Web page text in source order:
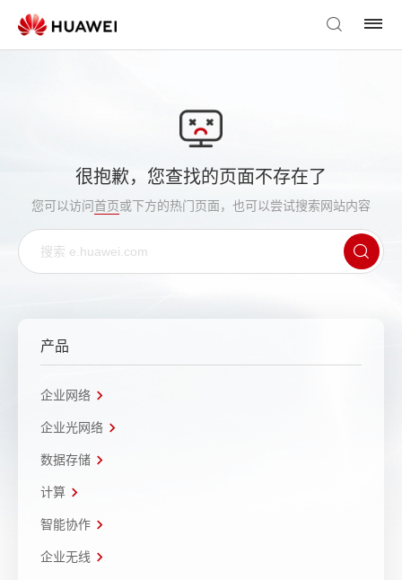
很抱歉，您查找的页面不存在了
您可以访问首页或下方的热门页面，也可以尝试搜索网站内容
产品
企业网络
企业光网络
数据存储
计算
智能协作
企业无线